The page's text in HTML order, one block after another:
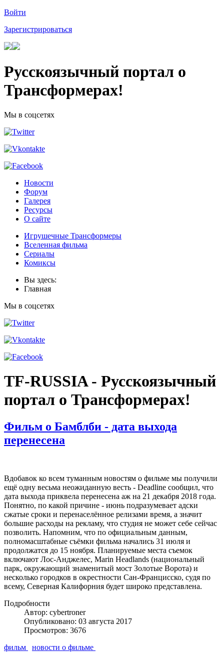
Войти
Зарегистрироваться
Русскоязычный портал о
Трансформерах!
Мы в соцсетях
Новости
Форум
Галерея
Ресурсы
О сайте
Игрушечные Трансформеры
Вселенная фильма
Сериалы
Комиксы
Вы здесь:
Главная
Мы в соцсетях
TF-RUSSIA - Русскоязычный
портал о Трансформерах!
Фильм о Бамблби - дата выхода
перенесена
Вдобавок ко всем туманным новостям о фильме мы получили
ещё одну весьма неожиданную весть - Deadline сообщил, что
дата выхода приквела перенесена аж на 21 декабря 2018 года.
Понятно, по какой причине - июнь подразумевает адски
сжатые сроки и перенаселённое релизами время, а значит
большие расходы на рекламу, что студия не может себе сейчас
позволить. Напомним, что по официальным данным,
полномасштабные съёмки фильма начались 31 июля и
продолжатся до 15 ноября. Планируемые места съемок
включают Лос-Анджелес, Marin Headlands (национальный
парк, окружающий знаменитый мост Золотые Ворота) и
несколько городков в окрестности Сан-Францисско, cудя по
всему, Северная Калифорния будет широко представлена.
Подробности
Автор: cybertroner
Опубликовано: 03 августа 2017
Просмотров: 3676
фильм
новости о фильме